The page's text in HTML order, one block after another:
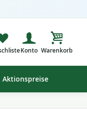
Mein
Aktionspreise